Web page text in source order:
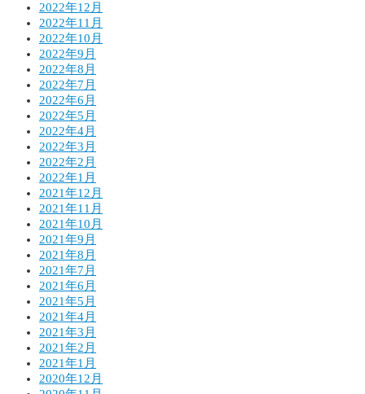
2022年12月
2022年11月
2022年10月
2022年9月
2022年8月
2022年7月
2022年6月
2022年5月
2022年4月
2022年3月
2022年2月
2022年1月
2021年12月
2021年11月
2021年10月
2021年9月
2021年8月
2021年7月
2021年6月
2021年5月
2021年4月
2021年3月
2021年2月
2021年1月
2020年12月